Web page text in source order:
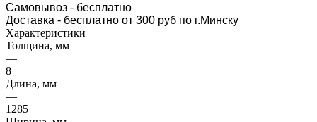
Самовывоз - бесплатно
Доставка - бесплатно от 300 руб по г.Минску
Характеристики
Толщина, мм
—
8
Длина, мм
—
1285